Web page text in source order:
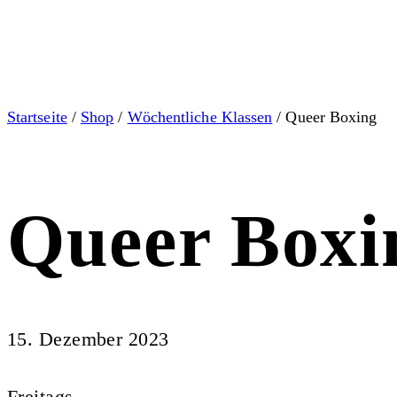
Startseite/ Shop / Wöchentliche Klassen / Queer Boxing
Queer
15. Dezember 2023